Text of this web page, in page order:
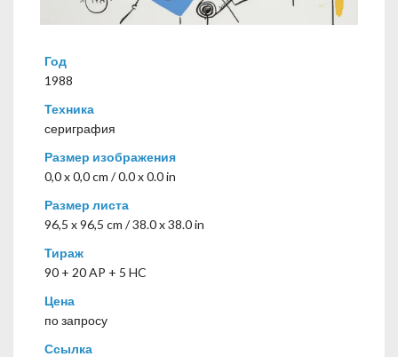
Год
1988
Техника
сериграфия
Размер изображения
0,0 x 0,0 cm / 0.0 x 0.0 in
Размер листа
96,5 x 96,5 cm / 38.0 x 38.0 in
Тираж
90 + 20 AP + 5 HC
Цена
по запросу
Ссылка